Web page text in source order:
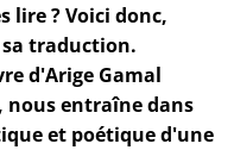
lire ? Voici donc,
traduction.
d'Arige Gamal
entraîne dans
et poétique d'une